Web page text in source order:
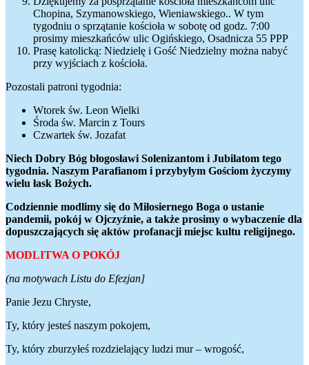
Chopina, Szymanowskiego, Wieniawskiego.. W tym
tygodniu o sprzątanie kościoła w sobotę od godz. 7:00
prosimy mieszkańców ulic Ogińskiego, Osadnicza 55 PPP
Prasę katolicką: Niedzielę i Gość Niedzielny można nabyć
przy wyjściach z kościoła.
Pozostali patroni tygodnia:
Wtorek św. Leon Wielki
Środa św. Marcin z Tours
Czwartek św. Jozafat
Niech Dobry Bóg błogosławi Solenizantom i Jubilatom tego
tygodnia. Naszym Parafianom i przybyłym Gościom życzymy
wielu łask Bożych.
Codziennie modlimy się do Miłosiernego Boga o ustanie
pandemii, pokój w Ojczyźnie, a także prosimy o wybaczenie dla
dopuszczających się aktów profanacji miejsc kultu religijnego.
MODLITWA O POKÓJ
(na motywach Listu do Efezjan]
Panie Jezu Chryste,
Ty, który jesteś naszym pokojem,
Ty, który zburzyłeś rozdzielający ludzi mur – wrogość,